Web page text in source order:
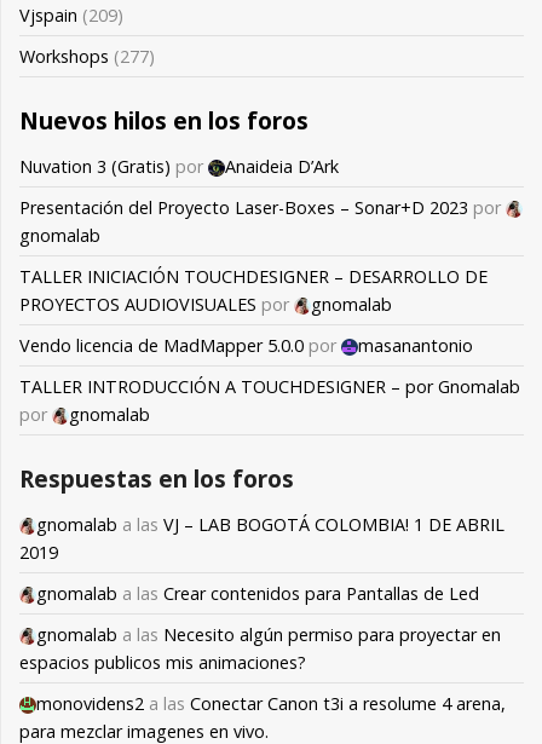
Vjspain (209)
Workshops (277)
Nuevos hilos en los foros
Nuvation 3 (Gratis) por
Anaideia D’Ark
Presentación del Proyecto Laser-Boxes – Sonar+D 2023 por
gnomalab
TALLER INICIACIÓN TOUCHDESIGNER – DESARROLLO DE
PROYECTOS AUDIOVISUALES por
gnomalab
Vendo licencia de MadMapper 5.0.0 por
masanantonio
TALLER INTRODUCCIÓN A TOUCHDESIGNER – por Gnomalab
por
gnomalab
Respuestas en los foros
gnomalab a las VJ – LAB BOGOTÁ COLOMBIA! 1 DE ABRIL
2019
gnomalab a las Crear contenidos para Pantallas de Led
gnomalab a las Necesito algún permiso para proyectar en
espacios publicos mis animaciones?
monovidens2 a las Conectar Canon t3i a resolume 4 arena,
para mezclar imagenes en vivo.